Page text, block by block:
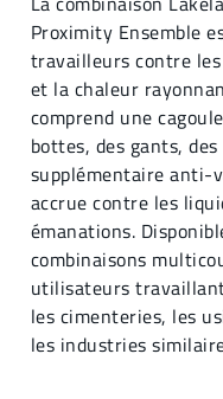
Proximity Ensemble
travailleurs contre
et la chaleur
comprend une
bottes, des gants,
supplémentaire anti-
accrue contre les
émanations.
combinaisons
utilisateurs
les cimenteries, les
les industries